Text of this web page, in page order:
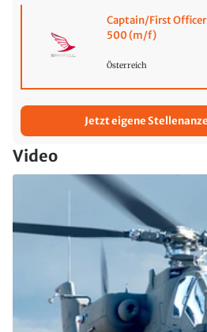
Captain/First
500 (m/f)
Österreich
Jetzt eigene
Video